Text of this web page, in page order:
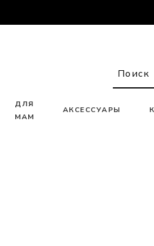
ДЛЯ
МАМ
АКСЕССУАРЫ